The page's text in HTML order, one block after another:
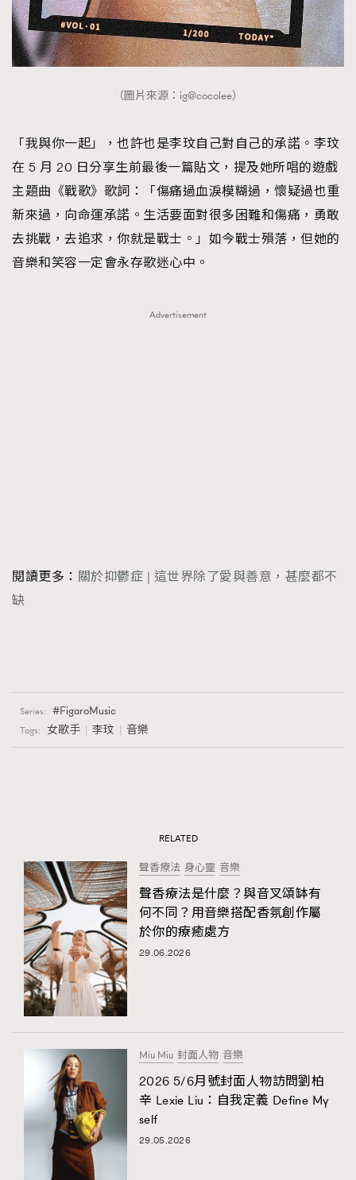
（圖片來源：ig@cocolee）
「我與你一起」，也許也是李玟自己對自己的承諾。李玟
在 5 月 20 日分享生前最後一篇貼文，提及她所唱的遊戲
主題曲《戰歌》歌詞：「傷痛過血淚模糊過，懷疑過也重
新來過，向命運承諾。生活要面對很多困難和傷痛，勇敢
去挑戰，去追求，你就是戰士。」如今戰士殞落，但她的
音樂和笑容一定會永存歌迷心中。
Advertisement
閱讀更多： 關於抑鬱症 | 這世界除了愛與善意，甚麼都不
缺
Series: FigaroMusic
Tags: 女歌手 李玟 音樂
RELATED
聲香療法 身心靈 音樂
聲香療法是什麼？與音叉頌缽有
何不同？用音樂搭配香氛創作屬
於你的療癒處方
29.06.2026
Miu Miu 封面人物 音樂
2026 5/6月號封面人物訪問劉柏
辛 Lexie Liu：自我定義 Define My
self
29.05.2026